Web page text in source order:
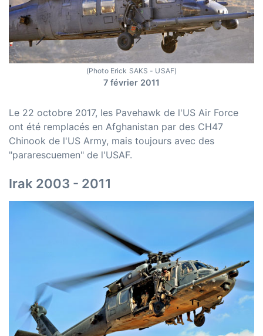
(Photo Erick SAKS - USAF)
7 février 2011
Le 22 octobre 2017, les Pavehawk de l'US Air Force
ont été remplacés en Afghanistan par des CH47
Chinook de l'US Army, mais toujours avec des
"pararescuemen" de l'USAF.
Irak 2003 - 2011